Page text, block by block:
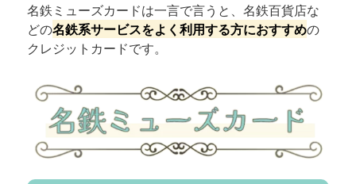
名鉄ミューズカードは一言で言うと、名鉄百貨店な
どの名鉄系サービスをよく利用する方におすすめの
クレジットカードです。